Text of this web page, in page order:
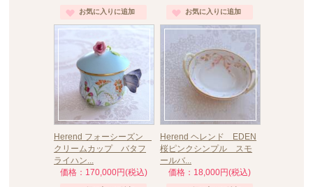
Herend フォーシーズン
クリームカップ バタフ
ライハン...
価格：170,000円(税込)
Herend ヘレンド EDEN
桜ピンクシンプル スモ
ールバ...
価格：18,000円(税込)